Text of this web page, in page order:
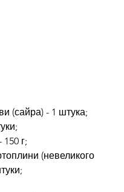
(сайра) - 1 штука;
г;
(невеликого